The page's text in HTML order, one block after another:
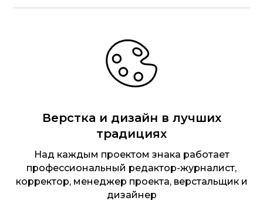
Верстка и дизайн в лучших
традициях
Над каждым проектом знака работает
профессиональный редактор-журналист,
корректор, менеджер проекта, верстальщик и
дизайнер